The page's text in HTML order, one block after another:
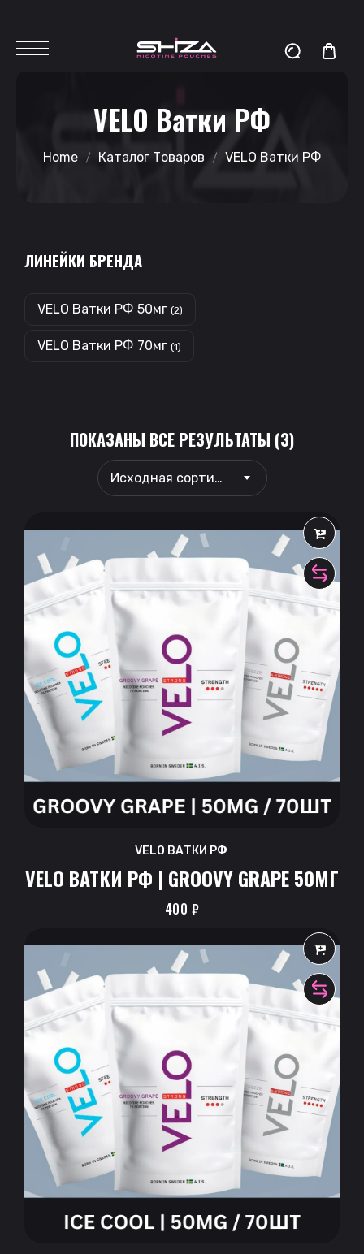
VELO Ватки РФ
Home Каталог Товаров VELO Ватки РФ
ЛИНЕЙКИ БРЕНДА
VELO Ватки РФ 50мг (2)
VELO Ватки РФ 70мг (1)
ПОКАЗАНЫ ВСЕ РЕЗУЛЬТАТЫ (3)
Исходная сортировка
VELO ВАТКИ РФ
VELO ВАТКИ РФ | GROOVY GRAPE 50МГ
400 ₽